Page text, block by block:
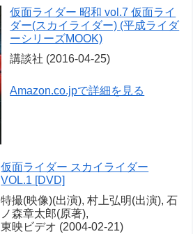
仮面ライダー 昭和 vol.7 仮面ライ
ダー(スカイライダー) (平成ライダ
ーシリーズMOOK)
講談社 (2016-04-25)
Amazon.co.jpで詳細を見る
仮面ライダー スカイライダー
VOL.1 [DVD]
特撮(映像)(出演), 村上弘明(出演), 石
ノ森章太郎(原著),
東映ビデオ (2004-02-21)